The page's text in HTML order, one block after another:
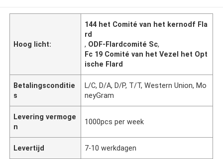
Hoog licht:
144 het Comité van het kernodf Fla
rd
, ODF-Flardcomité Sc,
Fc 19 Comité van het Vezel het Opt
ische Flard
Betalingsconditie
s
L/C, D/A, D/P, T/T, Western Union, Mo
neyGram
Levering vermoge
n
1000pcs per week
Levertijd 7-10 werkdagen